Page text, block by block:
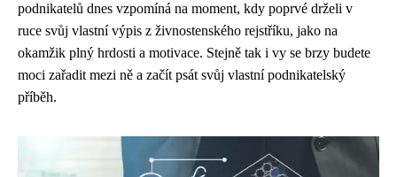
podnikatelů dnes vzpomíná na moment, kdy poprvé drželi v
ruce svůj vlastní výpis z živnostenského rejstříku, jako na
okamžik plný hrdosti a motivace. Stejně tak i vy se brzy budete
moci zařadit mezi ně a začít psát svůj vlastní podnikatelský
příběh.